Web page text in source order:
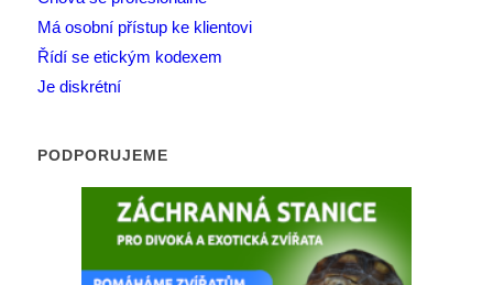
Má osobní přístup ke klientovi
Řídí se etickým kodexem
Je diskrétní
PODPORUJEME